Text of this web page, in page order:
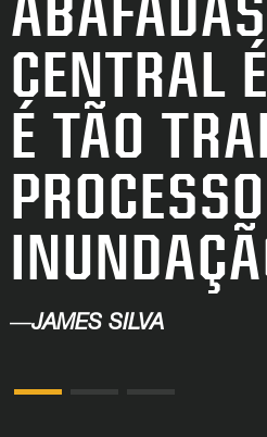
CENTRAL
É TÃO
—JAMES SILVA